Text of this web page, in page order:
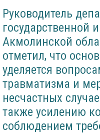
Руководитель
государственной
Акмолинской
отметил, что
уделяется
травматизма и
несчастных
также усилению
соблюдением